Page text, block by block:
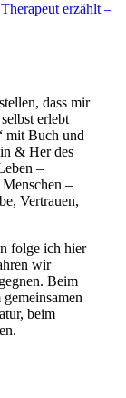
erzählt –
dass mir
erlebt
mit Buch und
& Her des
–
–
Vertrauen,
folge ich hier
wir
Beim
beim